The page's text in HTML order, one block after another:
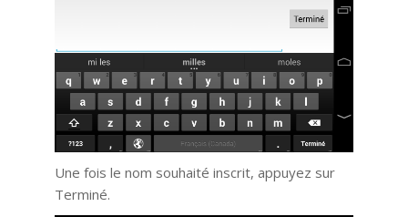
Une fois le nom souhaité inscrit, appuyez sur
Terminé.